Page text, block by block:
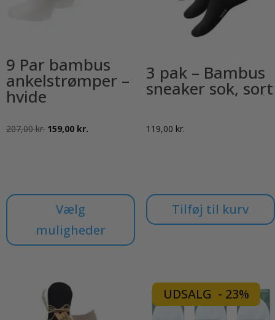
9 Par bambus
ankelstrømper –
hvide
207,00kr. Den
207,00 kr..
159,00 kr.
159,00 kr..
Vælg
muligheder
3 pak – Bambus
sneaker sok, sort
119,00 kr.
Tilføj til kurv
UDSALG - 23%